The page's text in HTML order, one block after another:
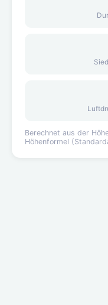
Berechnet aus der
Höhenformel